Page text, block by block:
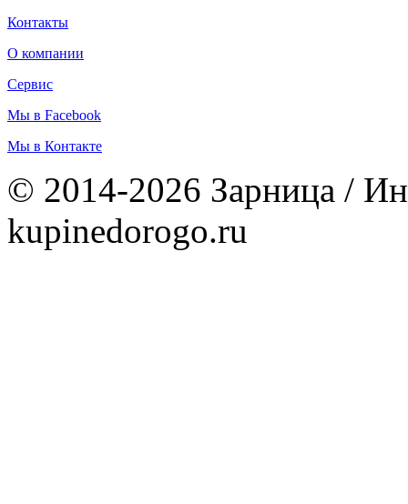
Контакты
О компании
Сервис
Мы в Facebook
Мы в Контакте
© 2014-2026 Зарница /
kupinedorogo.ru